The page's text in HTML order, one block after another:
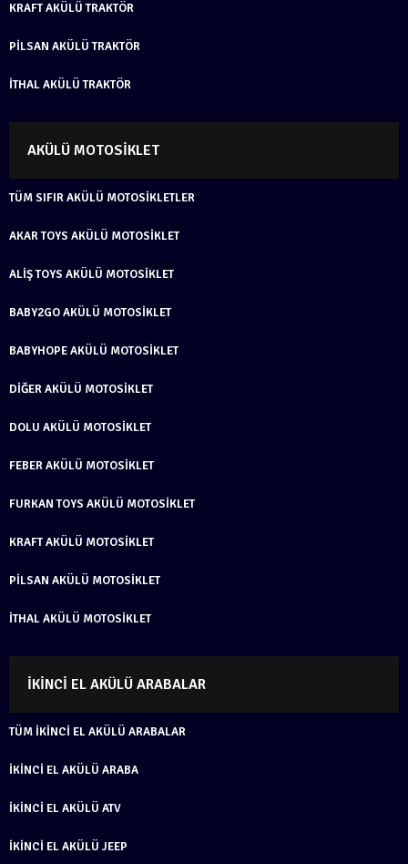
KRAFT AKÜLÜ TRAKTÖR
PILSAN AKÜLÜ TRAKTÖR
İTHAL AKÜLÜ TRAKTÖR
AKÜLÜ MOTOSIKLET
TÜM SIFIR AKÜLÜ MOTOSIKLETLER
AKAR TOYS AKÜLÜ MOTOSIKLET
ALIŞ TOYS AKÜLÜ MOTOSIKLET
BABY2GO AKÜLÜ MOTOSIKLET
BABYHOPE AKÜLÜ MOTOSIKLET
DIĞER AKÜLÜ MOTOSIKLET
DOLU AKÜLÜ MOTOSIKLET
FEBER AKÜLÜ MOTOSIKLET
FURKAN TOYS AKÜLÜ MOTOSIKLET
KRAFT AKÜLÜ MOTOSIKLET
PILSAN AKÜLÜ MOTOSIKLET
İTHAL AKÜLÜ MOTOSIKLET
İKINCI EL AKÜLÜ ARABALAR
TÜM İKINCI EL AKÜLÜ ARABALAR
İKINCI EL AKÜLÜ ARABA
İKINCI EL AKÜLÜ ATV
İKINCI EL AKÜLÜ JEEP